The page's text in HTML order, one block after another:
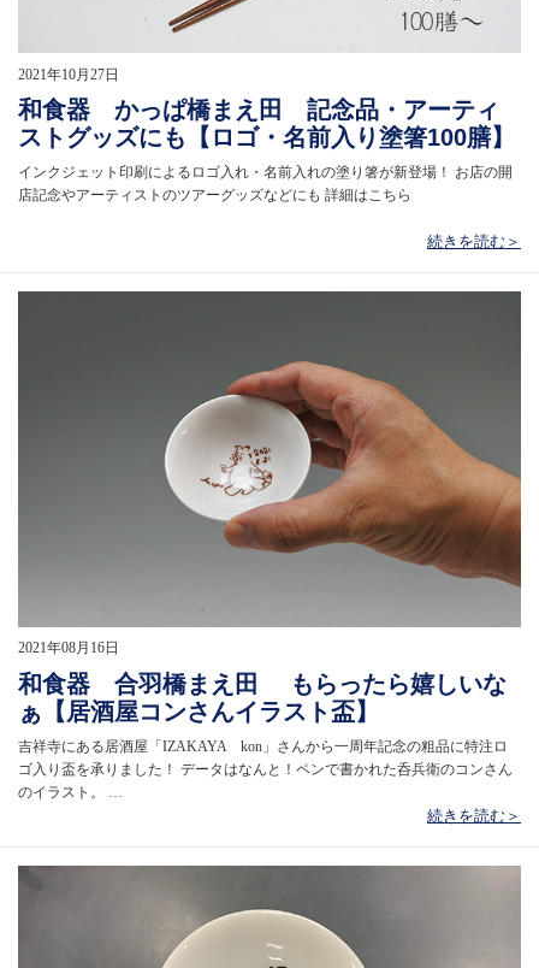
2021年10月27日
和食器 かっぱ橋まえ田 記念品・アーティ
ストグッズにも【ロゴ・名前入り塗箸100膳】
インクジェット印刷によるロゴ入れ・名前入れの塗り箸が新登場！ お店の開
店記念やアーティストのツアーグッズなどにも 詳細はこちら
続きを読む＞
2021年08月16日
和食器 合羽橋まえ田 もらったら嬉しいな
ぁ【居酒屋コンさんイラスト盃】
吉祥寺にある居酒屋「IZAKAYA kon」さんから一周年記念の粗品に特注ロ
ゴ入り盃を承りました！ データはなんと！ペンで書かれた呑兵衛のコンさん
のイラスト。 …
続きを読む＞